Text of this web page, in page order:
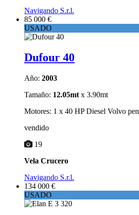
Navigando S.r.l.
85 000 €
USADO
Dufour 40
Año: 2003
Tamaño: 12.05mt x 3.90mt
Motores: 1 x 40 HP Diesel Volvo
vendido
19
Vela Crucero
Navigando S.r.l.
134 000 €
USADO